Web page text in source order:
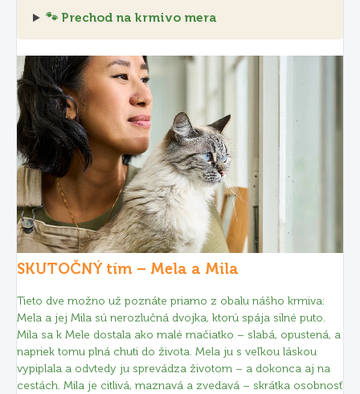
🐾 Prechod na krmivo mera
SKUTOČNÝ tím – Mela a Mila
Tieto dve možno už poznáte priamo z obalu nášho krmiva:
Mela a jej Mila sú nerozlučná dvojka, ktorú spája silné puto.
Mila sa k Mele dostala ako malé mačiatko – slabá, opustená, a
napriek tomu plná chuti do života. Mela ju s veľkou láskou
vypiplala a odvtedy ju sprevádza životom – a dokonca aj na
cestách. Mila je citlivá, maznavá a zvedavá – skrátka osobnosť